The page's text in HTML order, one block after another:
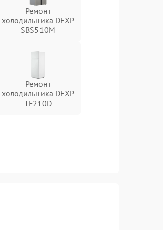
Ремонт
холодильника DEXP
SBS510M
Ремонт
холодильника DEXP
TF210D